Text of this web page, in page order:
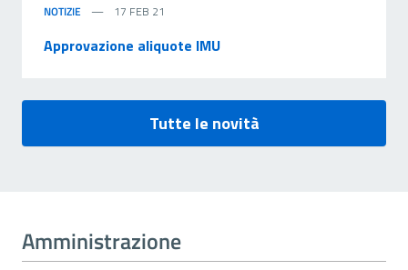
NOTIZIE 17 FEB 21
Approvazione aliquote IMU
Tutte le novità
Amministrazione